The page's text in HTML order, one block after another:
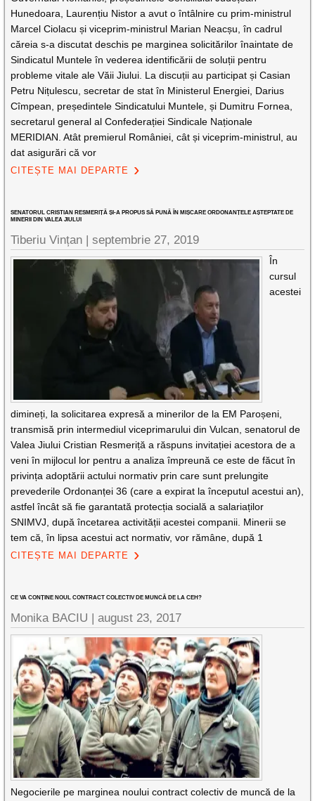
Hunedoara, Laurențiu Nistor a avut o întâlnire cu prim-ministrul
Marcel Ciolacu și viceprim-ministrul Marian Neacșu, în cadrul
căreia s-a discutat deschis pe marginea solicitărilor înaintate de
Sindicatul Muntele în vederea identificării de soluții pentru
probleme vitale ale Văii Jiului. La discuții au participat și Casian
Petru Nițulescu, secretar de stat în Ministerul Energiei, Darius
Cîmpean, președintele Sindicatului Muntele, și Dumitru Fornea,
secretarul general al Confederației Sindicale Naționale
MERIDIAN. Atât premierul României, cât și viceprim-ministrul, au
dat asigurări că vor
CITEȘTE MAI DEPARTE
SENATORUL CRISTIAN RESMERIȚĂ ȘI-A PROPUS SĂ PUNĂ ÎN MIȘCARE ORDONANȚELE AȘTEPTATE DE
MINERII DIN VALEA JIULUI
Tiberiu Vințan |septembrie 27, 2019
În
cursul
acestei
dimineți, la solicitarea expresă a minerilor de la EM Paroșeni,
transmisă prin intermediul viceprimarului din Vulcan, senatorul de
Valea Jiului Cristian Resmeriță a răspuns invitației acestora de a
veni în mijlocul lor pentru a analiza împreună ce este de făcut în
privința adoptării actului normativ prin care sunt prelungite
prevederile Ordonanței 36 (care a expirat la începutul acestui an),
astfel încât să fie garantată protecția socială a salariaților
SNIMVJ, după încetarea activității acestei companii. Minerii se
tem că, în lipsa acestui act normativ, vor rămâne, după 1
CITEȘTE MAI DEPARTE
CE VA CONȚINE NOUL CONTRACT COLECTIV DE MUNCĂ DE LA CEH?
Monika BACIU |august 23, 2017
Negocierile pe marginea noului contract colectiv de muncă de la